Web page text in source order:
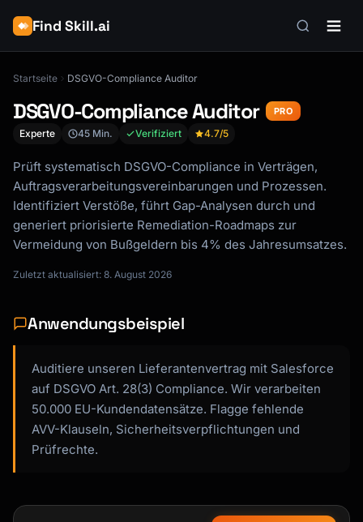
Find Skill.ai
Startseite DSGVO-Compliance Auditor
DSGVO-Compliance Auditor PRO
Experte 45 Min. Verifiziert 4.7/5
Prüft systematisch DSGVO-Compliance in Verträgen,
Auftragsverarbeitungsvereinbarungen und Prozessen.
Identifiziert Verstöße, führt Gap-Analysen durch und
generiert priorisierte Remediation-Roadmaps zur
Vermeidung von Bußgeldern bis 4% des Jahresumsatzes.
Zuletzt aktualisiert: 8. August 2026
Anwendungsbeispiel
Auditiere unseren Lieferantenvertrag mit Salesforce
auf DSGVO Art. 28(3) Compliance. Wir verarbeiten
50.000 EU-Kundendatensätze. Flagge fehlende
AVV-Klauseln, Sicherheitsverpflichtungen und
Prüfrechte.